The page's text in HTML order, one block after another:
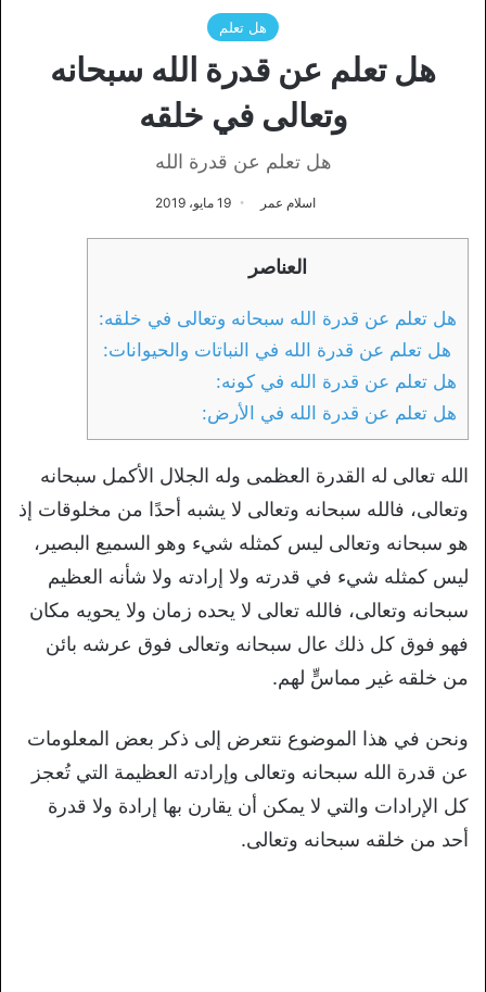
هل تعلم
هل تعلم عن قدرة الله سبحانه
وتعالى في خلقه
هل تعلم عن قدرة الله
اسلام عمر 19 مايو، 2019
العناصر
هل تعلم عن قدرة الله سبحانه وتعالى في خلقه:
هل تعلم عن قدرة الله في النباتات والحيوانات:
هل تعلم عن قدرة الله في كونه:
هل تعلم عن قدرة الله في الأرض:
الله تعالى له القدرة العظمى وله الجلال الأكمل سبحانه
وتعالى، فالله سبحانه وتعالى لا يشبه أحدًا من مخلوقات إذ
هو سبحانه وتعالى ليس كمثله شيء وهو السميع البصير،
ليس كمثله شيء في قدرته ولا إرادته ولا شأنه العظيم
سبحانه وتعالى، فالله تعالى لا يحده زمان ولا يحويه مكان
فهو فوق كل ذلك عال سبحانه وتعالى فوق عرشه بائن
من خلقه غير مماسٍّ لهم.
ونحن في هذا الموضوع نتعرض إلى ذكر بعض المعلومات
عن قدرة الله سبحانه وتعالى وإرادته العظيمة التي تُعجز
كل الإرادات والتي لا يمكن أن يقارن بها إرادة ولا قدرة
أحد من خلقه سبحانه وتعالى.